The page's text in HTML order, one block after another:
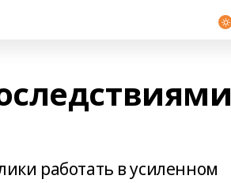
работать в усиленном